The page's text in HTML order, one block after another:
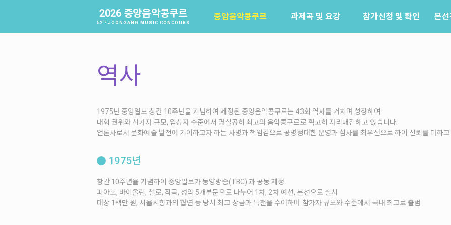
2026 중앙음악콩쿠르
52nd JOONGANG MUSIC CONCOURS
중앙음악콩쿠르 과제곡 및 요강 참가신청 및 확인 본
역사
1975년 중앙일보 창간 10주년을 기념하여 제정된 중앙음악콩쿠르는 43회 역사를 거치며 성장하여
대회 권위와 참가자 규모, 입상자 수준에서 명실공히 최고의 음악콩쿠르로 확고히 자리매김하고 있습니다.
언론사로서 문화예술 발전에 기여하고자 하는 사명과 책임감으로 공명정대한 운영과 심사를 최우선으로 하여 신뢰를 더하
1975년
창간 10주년을 기념하여 중앙일보가 동양방송(TBC) 과 공동 제정
피아노, 바이올린, 첼로, 작곡, 성악 5개부문으로 나누어 1차, 2차 예선, 본선으로 실시
대상 1백만 원, 서울시향과의 협연 등 당시 최고 상금과 특전을 수여하며 참가자 규모와 수준에서 국내 최고로 출범